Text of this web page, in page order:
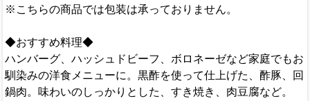
※こちらの商品では包装は承っておりません。
◆おすすめ料理◆
ハンバーグ、ハッシュドビーフ、ボロネーゼなど家庭でもお
馴染みの洋食メニューに。黒酢を使って仕上げた、酢豚、回
鍋肉。味わいのしっかりとした、すき焼き、肉豆腐など。